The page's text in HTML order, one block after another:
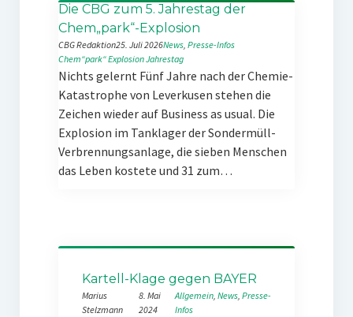
Die CBG zum 5. Jahrestag der
Chem„park“-Explosion
CBG Redaktion25. Juli 2026News, Presse-Infos
Chem“park“ExplosionJahrestag
Nichts gelernt Fünf Jahre nach der Chemie-
Katastrophe von Leverkusen stehen die
Zeichen wieder auf Business as usual. Die
Explosion im Tanklager der Sondermüll-
Verbrennungsanlage, die sieben Menschen
das Leben kostete und 31 zum…
Kartell-Klage gegen BAYER
Marius
Stelzmann
8. Mai
2024
Allgemein, News, Presse-
Infos